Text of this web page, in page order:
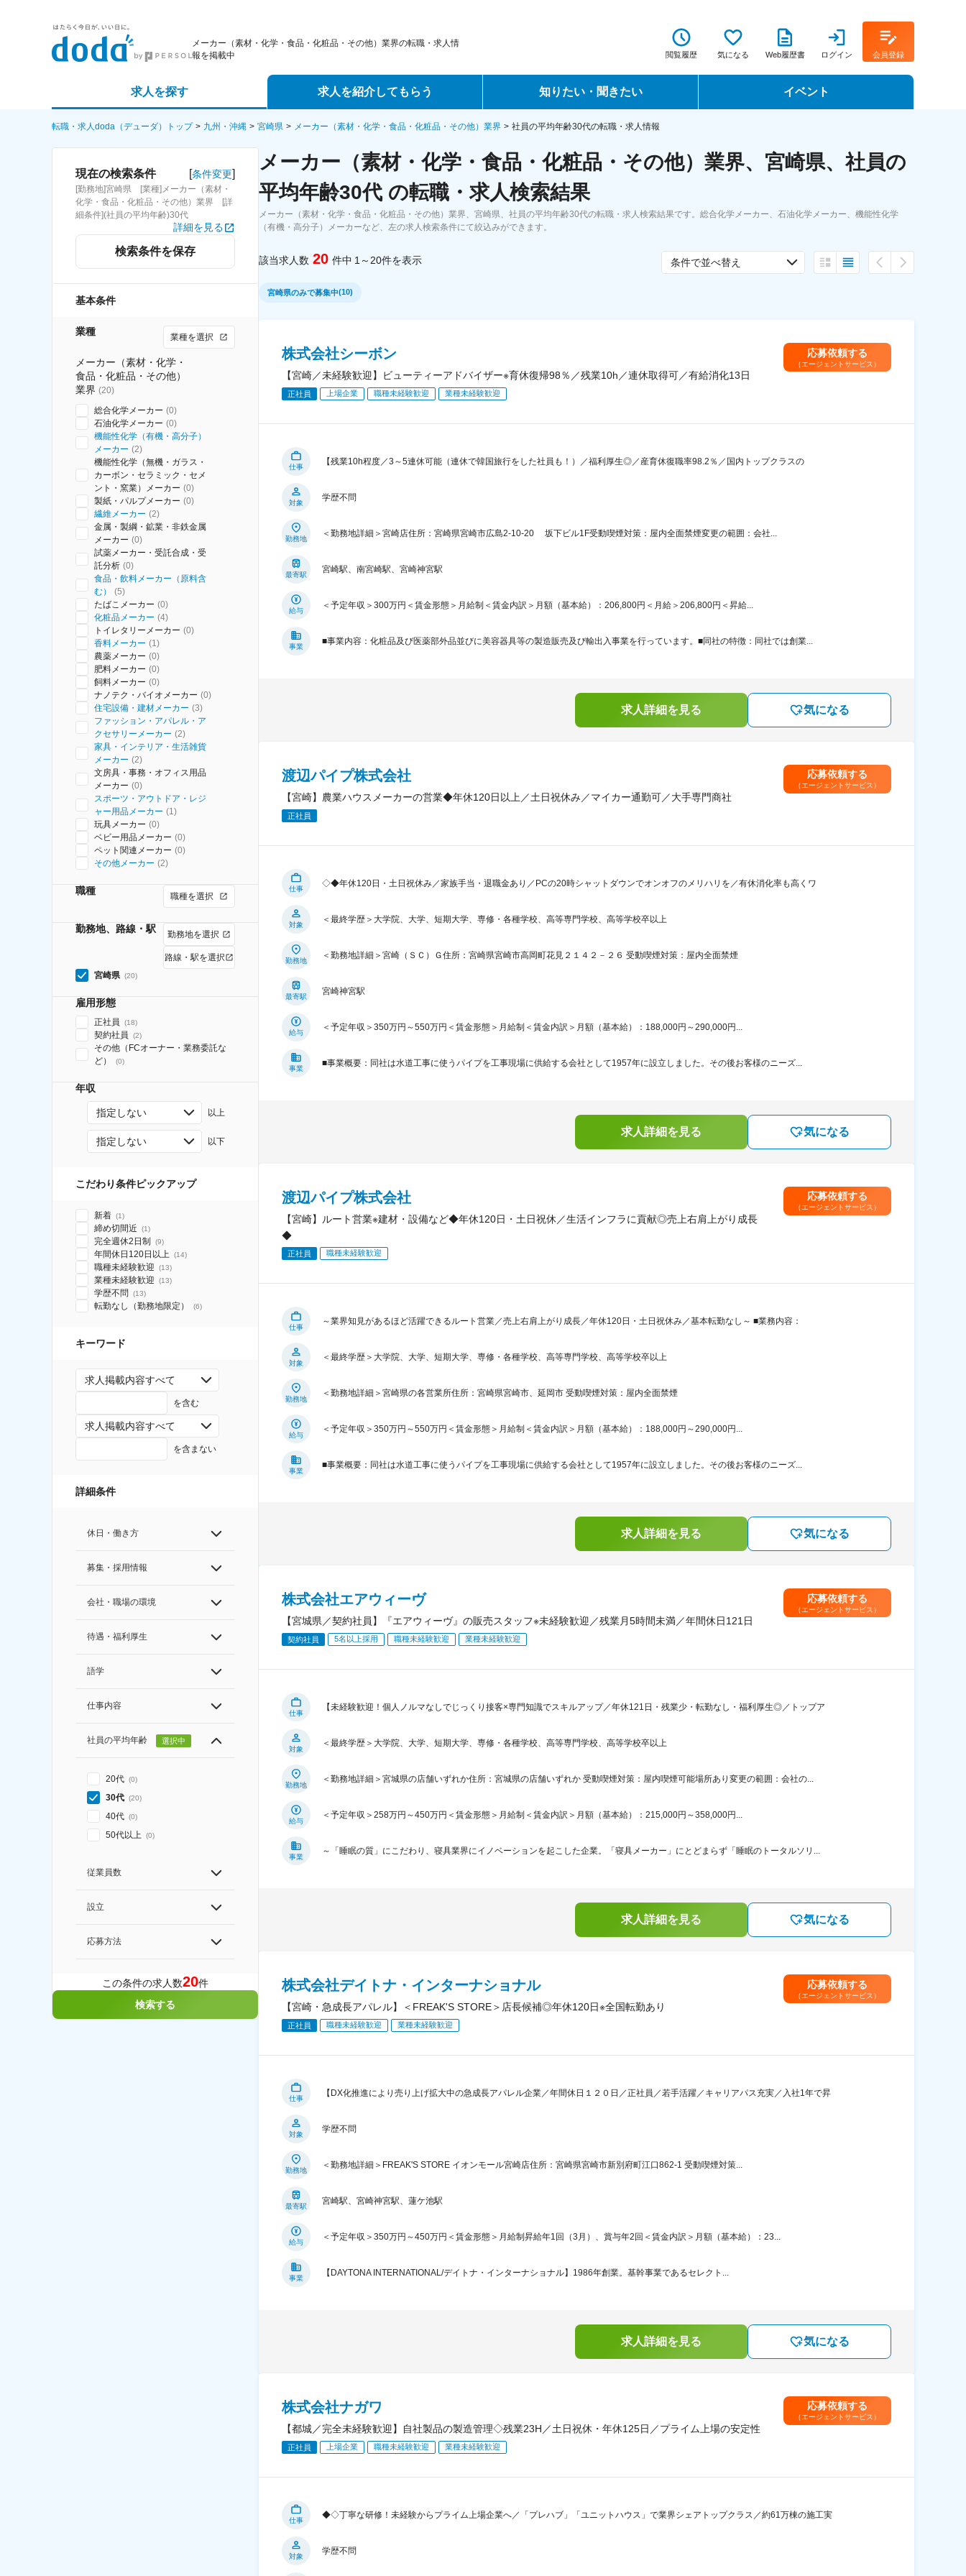
メーカー（素材・化学・食品・化粧品・その他）業界の転職・求人情
報を掲載中
閲覧履歴 気になる Web履歴書 ログイン 会員登録
求人を探す
詳細条件から探す
求人特集から探す
求人を紹介してもらう
エージェントサービス
スカウトサービス
パートナーエージェントサービス
知りたい・聞きたい
転職ノウハウ
データで見る転職
コラム・インタビュー
転職Q&A
イベント
転職フェア
転職・求人doda（デューダ）トップ 九州・沖縄 宮崎県 メーカー（素材・化学・食品・化粧品・その他）業界 社員の平均年齢30代の転職・求人情報
現在の検索条件 [条件変更]
[勤務地]宮崎県 [業種]メーカー（素材・
化学・食品・化粧品・その他）業界 [詳
細条件](社員の平均年齢)30代
詳細を見る
検索条件を保存
基本条件
業種 業種を選択
メーカー（素材・化学・
食品・化粧品・その他）
業界 (20)
総合化学メーカー (0)
石油化学メーカー (0)
機能性化学（有機・高分子）
メーカー (2)
機能性化学（無機・ガラス・
カーボン・セラミック・セメ
ント・窯業）メーカー (0)
製紙・パルプメーカー (0)
繊維メーカー (2)
金属・製綱・鉱業・非鉄金属
メーカー (0)
試薬メーカー・受託合成・受
託分析 (0)
食品・飲料メーカー（原料含
む）
(5)
たばこメーカー (0)
化粧品メーカー (4)
トイレタリーメーカー (0)
香料メーカー (1)
農薬メーカー (0)
肥料メーカー (0)
飼料メーカー (0)
ナノテク・バイオメーカー (0)
住宅設備・建材メーカー (3)
ファッション・アパレル・ア
クセサリーメーカー (2)
家具・インテリア・生活雑貨
メーカー (2)
文房具・事務・オフィス用品
メーカー (0)
スポーツ・アウトドア・レジ
ャー用品メーカー (1)
玩具メーカー (0)
ベビー用品メーカー (0)
ペット関連メーカー (0)
その他メーカー (2)
職種 職種を選択
勤務地、路線・駅 勤務地を選択
路線・駅を選択
宮崎県 (20)
雇用形態
正社員 (18)
契約社員 (2)
その他（FCオーナー・業務委託な
ど）
(0)
年収
指定しない 以上
指定しない 以下
こだわり条件ピックアップ
新着 (1)
締め切間近 (1)
完全週休2日制 (9)
年間休日120日以上 (14)
職種未経験歓迎 (13)
業種未経験歓迎 (13)
学歴不問 (13)
転勤なし（勤務地限定） (6)
キーワード
求人掲載内容すべて
を含む
求人掲載内容すべて
を含まない
詳細条件
休日・働き方
募集・採用情報
会社・職場の環境
待遇・福利厚生
語学
仕事内容
社員の平均年齢 選択中
20代 (0)
30代 (20)
40代 (0)
50代以上 (0)
従業員数
設立
応募方法
この条件の求人数20件
検索する
メーカー（素材・化学・食品・化粧品・その他）業界、宮崎県、社員の
平均年齢30代 の転職・求人検索結果
メーカー（素材・化学・食品・化粧品・その他）業界、宮崎県、社員の平均年齢30代の転職・求人検索結果です。総合化学メーカー、石油化学メーカー、機能性化学
（有機・高分子）メーカーなど、左の求人検索条件にて絞込みができます。
該当求人数 20 件中 1～20件を表示 条件で並べ替え
宮崎県のみで募集中(10)
株式会社シーボン
【宮崎／未経験歓迎】ビューティーアドバイザー※育休復帰98％／残業10h／連休取得可／有給消化13日
正社員 上場企業 職種未経験歓迎 業種未経験歓迎
応募依頼する
（エージェントサービス）
仕事
【残業10h程度／3～5連休可能（連休で韓国旅行をした社員も！）／福利厚生◎／産育休復職率98.2％／国内トップクラスの
対象
学歴不問
勤務地
＜勤務地詳細＞宮崎店住所：宮崎県宮崎市広島2-10-20 坂下ビル1F受動喫煙対策：屋内全面禁煙変更の範囲：会社...
最寄駅
宮崎駅、南宮崎駅、宮崎神宮駅
給与
＜予定年収＞300万円＜賃金形態＞月給制＜賃金内訳＞月額（基本給）：206,800円＜月給＞206,800円＜昇給...
事業
■事業内容：化粧品及び医薬部外品並びに美容器具等の製造販売及び輸出入事業を行っています。■同社の特徴：同社では創業...
求人詳細を見る 気になる
渡辺パイプ株式会社
【宮崎】農業ハウスメーカーの営業◆年休120日以上／土日祝休み／マイカー通勤可／大手専門商社
正社員
応募依頼する
（エージェントサービス）
仕事
◇◆年休120日・土日祝休み／家族手当・退職金あり／PCの20時シャットダウンでオンオフのメリハリを／有休消化率も高くワ
対象
＜最終学歴＞大学院、大学、短期大学、専修・各種学校、高等専門学校、高等学校卒以上
勤務地
＜勤務地詳細＞宮崎（ＳＣ）Ｇ住所：宮崎県宮崎市高岡町花見２１４２－２６ 受動喫煙対策：屋内全面禁煙
最寄駅
宮崎神宮駅
給与
＜予定年収＞350万円～550万円＜賃金形態＞月給制＜賃金内訳＞月額（基本給）：188,000円～290,000円...
事業
■事業概要：同社は水道工事に使うパイプを工事現場に供給する会社として1957年に設立しました。その後お客様のニーズ...
求人詳細を見る 気になる
渡辺パイプ株式会社
【宮崎】ルート営業※建材・設備など◆年休120日・土日祝休／生活インフラに貢献◎売上右肩上がり成長
◆
正社員 職種未経験歓迎
応募依頼する
（エージェントサービス）
仕事
～業界知見があるほど活躍できるルート営業／売上右肩上がり成長／年休120日・土日祝休み／基本転勤なし～ ■業務内容：
対象
＜最終学歴＞大学院、大学、短期大学、専修・各種学校、高等専門学校、高等学校卒以上
勤務地
＜勤務地詳細＞宮崎県の各営業所住所：宮崎県宮崎市、延岡市 受動喫煙対策：屋内全面禁煙
給与
＜予定年収＞350万円～550万円＜賃金形態＞月給制＜賃金内訳＞月額（基本給）：188,000円～290,000円...
事業
■事業概要：同社は水道工事に使うパイプを工事現場に供給する会社として1957年に設立しました。その後お客様のニーズ...
求人詳細を見る 気になる
株式会社エアウィーヴ
【宮城県／契約社員】『エアウィーヴ』の販売スタッフ※未経験歓迎／残業月5時間未満／年間休日121日
契約社員 5名以上採用 職種未経験歓迎 業種未経験歓迎
応募依頼する
（エージェントサービス）
仕事
【未経験歓迎！個人ノルマなしでじっくり接客×専門知識でスキルアップ／年休121日・残業少・転勤なし・福利厚生◎／トップア
対象
＜最終学歴＞大学院、大学、短期大学、専修・各種学校、高等専門学校、高等学校卒以上
勤務地
＜勤務地詳細＞宮城県の店舗いずれか住所：宮城県の店舗いずれか 受動喫煙対策：屋内喫煙可能場所あり変更の範囲：会社の...
給与
＜予定年収＞258万円～450万円＜賃金形態＞月給制＜賃金内訳＞月額（基本給）：215,000円～358,000円...
事業
～「睡眠の質」にこだわり、寝具業界にイノベーションを起こした企業。「寝具メーカー」にとどまらず「睡眠のトータルソリ...
求人詳細を見る 気になる
株式会社デイトナ・インターナショナル
【宮崎・急成長アパレル】＜FREAK'S STORE＞店長候補◎年休120日※全国転勤あり
正社員 職種未経験歓迎 業種未経験歓迎
応募依頼する
（エージェントサービス）
仕事
【DX化推進により売り上げ拡大中の急成長アパレル企業／年間休日１２０日／正社員／若手活躍／キャリアパス充実／入社1年で昇
対象
学歴不問
勤務地
＜勤務地詳細＞FREAK'S STORE イオンモール宮崎店住所：宮崎県宮崎市新別府町江口862-1 受動喫煙対策...
最寄駅
宮崎駅、宮崎神宮駅、蓮ケ池駅
給与
＜予定年収＞350万円～450万円＜賃金形態＞月給制昇給年1回（3月）、賞与年2回＜賃金内訳＞月額（基本給）：23...
事業
【DAYTONA INTERNATIONAL/デイトナ・インターナショナル】1986年創業。基幹事業であるセレクト...
求人詳細を見る 気になる
株式会社ナガワ
【都城／完全未経験歓迎】自社製品の製造管理◇残業23H／土日祝休・年休125日／プライム上場の安定性
正社員 上場企業 職種未経験歓迎 業種未経験歓迎
応募依頼する
（エージェントサービス）
仕事
◆◇丁寧な研修！未経験からプライム上場企業へ／「プレハブ」「ユニットハウス」で業界シェアトップクラス／約61万棟の施工実
対象
学歴不問